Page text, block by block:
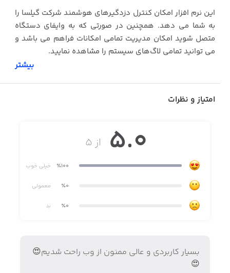
این نرم افزار امکان کنترل دزدگیرهای هوشمند شرکت گیلسا را
به شما می دهد. همچنین در صورتی که به وایفای دستگاه
متصل شوید امکان مدیریت تمامی امکانات فراهم می باشد و
می توانید تمامی لاگ‌های سیستم را مشاهده نمایید.
بیشتر
امتیاز و نظرات
از ۵ 5.0
٪100 خیلی خوب
٪0 معمولی
٪0 بد
بسیار کاربردی و عالی ممنون از وب راحت شدیم😍
😍